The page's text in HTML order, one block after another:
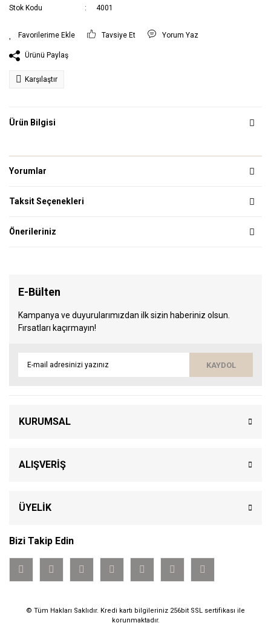
Stok Kodu
4001
Tavsiye Et Yorum Yaz
Ürünü Paylaş
Karşılaştır
Ürün Bilgisi
Yorumlar
Taksit Seçenekleri
Önerileriniz
E-Bülten
Kampanya ve duyurularımızdan ilk sizin haberiniz olsun.
Fırsatları kaçırmayın!
KAYDOL
KURUMSAL
ALIŞVERİŞ
ÜYELİK
Bizi Takip Edin
© Tüm Hakları Saklıdır. Kredi kartı bilgileriniz 256bit SSL sertifikası ile
korunmaktadır.